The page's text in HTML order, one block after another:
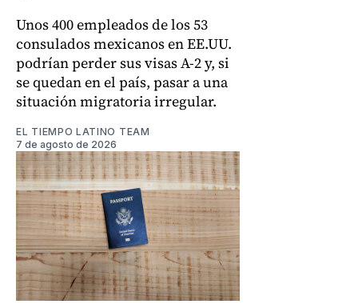
Unos 400 empleados de los 53
consulados mexicanos en EE.UU.
podrían perder sus visas A-2 y, si
se quedan en el país, pasar a una
situación migratoria irregular.
EL TIEMPO LATINO TEAM
7 de agosto de 2026